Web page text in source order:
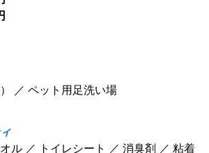
／ ペット用足洗い場
ル ／ トイレシート ／ 消臭剤 ／ 粘着